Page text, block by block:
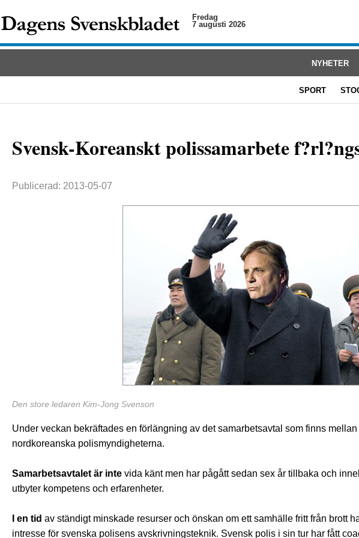
Fredag
7 augusti 2026
NYHETER
SPORT
Svensk-Koreanskt polissamarbete
Publicerad: 2013-05-07
Den store ledaren Kim-Jong Svenson
Under veckan bekräftades en förlängning av det samarbetsavtal som finns
nordkoreanska polismyndigheterna.
Samarbetsavtalet är inte vida känt men har pågått sedan sex år tillbaka och
utbyter kompetens och erfarenheter.
I en tid av ständigt minskade resurser och önskan om ett samhälle fritt från brott
intresse för svenska polisens avskrivningsteknik. Svensk polis i sin tur har fått